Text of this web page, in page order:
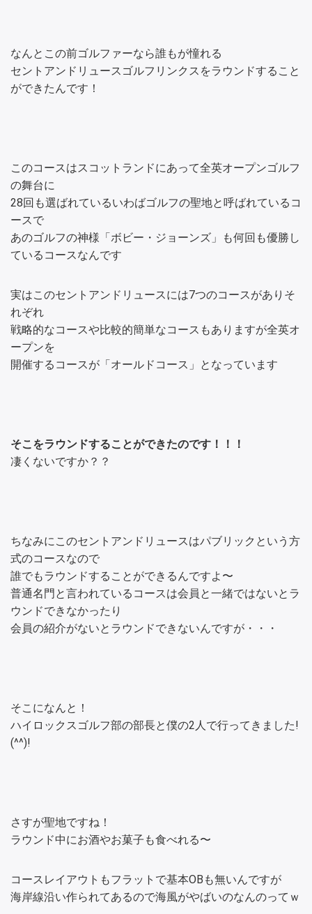
なんとこの前ゴルファーなら誰もが憧れる
セントアンドリュースゴルフリンクスをラウンドすること
ができたんです！
このコースはスコットランドにあって全英オープンゴルフ
の舞台に
28回も選ばれているいわばゴルフの聖地と呼ばれているコ
ースで
あのゴルフの神様「ボビー・ジョーンズ」も何回も優勝し
ているコースなんです
実はこのセントアンドリュースには7つのコースがありそ
れぞれ
戦略的なコースや比較的簡単なコースもありますが全英オ
ープンを
開催するコースが「オールドコース」となっています
そこをラウンドすることができたのです！！！
凄くないですか？？
ちなみにこのセントアンドリュースはパブリックという方
式のコースなので
誰でもラウンドすることができるんですよ〜
普通名門と言われているコースは会員と一緒ではないとラ
ウンドできなかったり
会員の紹介がないとラウンドできないんですが・・・
そこになんと！
ハイロックスゴルフ部の部長と僕の2人で行ってきました!
(^^)!
さすが聖地ですね！
ラウンド中にお酒やお菓子も食べれる〜
コースレイアウトもフラットで基本OBも無いんですが
海岸線沿い作られてあるので海風がやばいのなんのってｗ